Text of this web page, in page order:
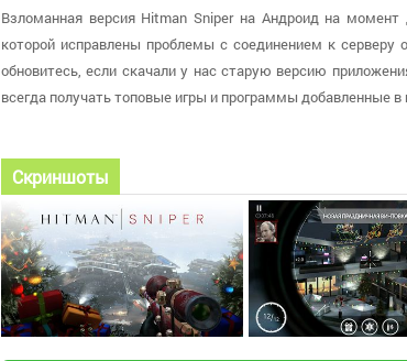
Взломанная версия Hitman Sniper на Андроид на
которой исправлены проблемы с соединением к серверу
обновитесь, если скачали у нас старую версию
всегда получать топовые игры и программы добавленные в
Скриншоты